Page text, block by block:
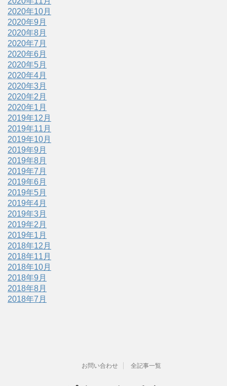
2020年10月
2020年9月
2020年8月
2020年7月
2020年6月
2020年5月
2020年4月
2020年3月
2020年2月
2020年1月
2019年12月
2019年11月
2019年10月
2019年9月
2019年8月
2019年7月
2019年6月
2019年5月
2019年4月
2019年3月
2019年2月
2019年1月
2018年12月
2018年11月
2018年10月
2018年9月
2018年8月
2018年7月
お問い合わせ 全記事一覧